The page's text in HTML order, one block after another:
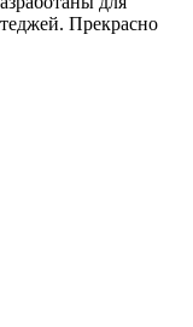
Прекрасно